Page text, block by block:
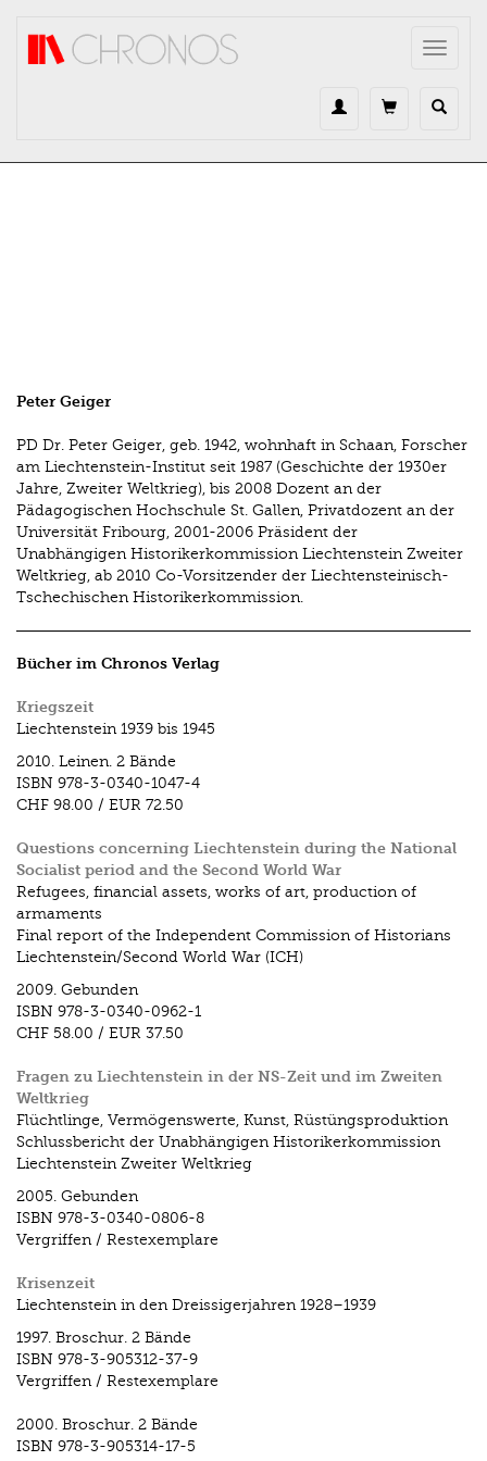
Toggle
Peter Geiger
PD Dr. Peter Geiger, geb. 1942, wohnhaft in Schaan, Forscher
am Liechtenstein-Institut seit 1987 (Geschichte der 1930er
Jahre, Zweiter Weltkrieg), bis 2008 Dozent an der
Pädagogischen Hochschule St. Gallen, Privatdozent an der
Universität Fribourg, 2001-2006 Präsident der
Unabhängigen Historikerkommission Liechtenstein Zweiter
Weltkrieg, ab 2010 Co-Vorsitzender der Liechtensteinisch-
Tschechischen Historikerkommission.
Bücher im Chronos Verlag
Kriegszeit
Liechtenstein 1939 bis 1945
2010. Leinen. 2 Bände
ISBN 978-3-0340-1047-4
CHF 98.00 / EUR 72.50
Questions concerning Liechtenstein during the National
Socialist period and the Second World War
Refugees, financial assets, works of art, production of
armaments
Final report of the Independent Commission of Historians
Liechtenstein/Second World War (ICH)
2009. Gebunden
ISBN 978-3-0340-0962-1
CHF 58.00 / EUR 37.50
Fragen zu Liechtenstein in der NS-Zeit und im Zweiten
Weltkrieg
Flüchtlinge, Vermögenswerte, Kunst, Rüstüngsproduktion
Schlussbericht der Unabhängigen Historikerkommission
Liechtenstein Zweiter Weltkrieg
2005. Gebunden
ISBN 978-3-0340-0806-8
Vergriffen / Restexemplare
Krisenzeit
Liechtenstein in den Dreissigerjahren 1928–1939
1997. Broschur. 2 Bände
ISBN 978-3-905312-37-9
Vergriffen / Restexemplare
2000. Broschur. 2 Bände
ISBN 978-3-905314-17-5